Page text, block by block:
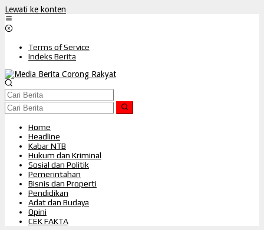
Lewati ke konten
Terms of Service
Indeks Berita
Home
Headline
Kabar NTB
Hukum dan Kriminal
Sosial dan Politik
Pemerintahan
Bisnis dan Properti
Pendidikan
Adat dan Budaya
Opini
CEK FAKTA